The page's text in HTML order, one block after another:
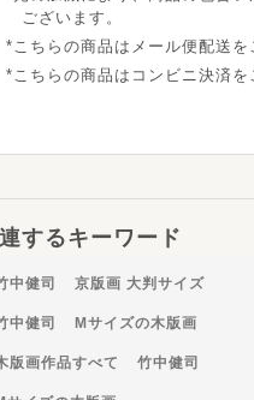
ございます。
こちらの商品はメール便配送を
こちらの商品はコンビニ決済を
するキーワード
中健司 京版画 大判サイズ
中健司 Mサイズの木版画
版画作品すべて 竹中健司